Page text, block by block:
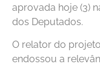
aprovada hoje (3)
dos Deputados.
O relator do
endossou a